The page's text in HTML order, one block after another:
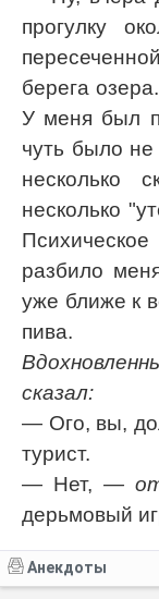
прогулку
берега
У меня был
чуть было
несколько
несколько
разбило
уже ближе к
пива.
сказал:
— Ого, вы,
турист.
— Нет, —
дерьмовый
Анекдоты